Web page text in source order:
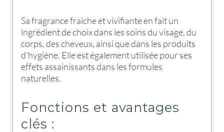
Sa fragrance fraîche et vivifiante en fait un
ingrédient de choix dans les soins du visage, du
corps, des cheveux, ainsi que dans les produits
d’hygiène. Elle est également utilisée pour ses
effets assainissants dans les formules
naturelles.
Fonctions et avantages
clés :